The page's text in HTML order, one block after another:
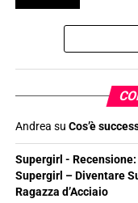
Andrea su Cos’è
Supergirl -
Supergirl – Diventare
Ragazza d’Acciaio